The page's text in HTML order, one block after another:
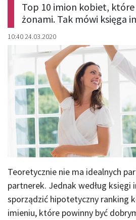
Top 10 imion kobiet, które
żonami. Tak mówi księga
10:40 24.03.2020
Teoretycznie nie ma idealnych
partnerek. Jednak według księgi
sporządzić hipotetyczny ranking
imieniu, które powinny być